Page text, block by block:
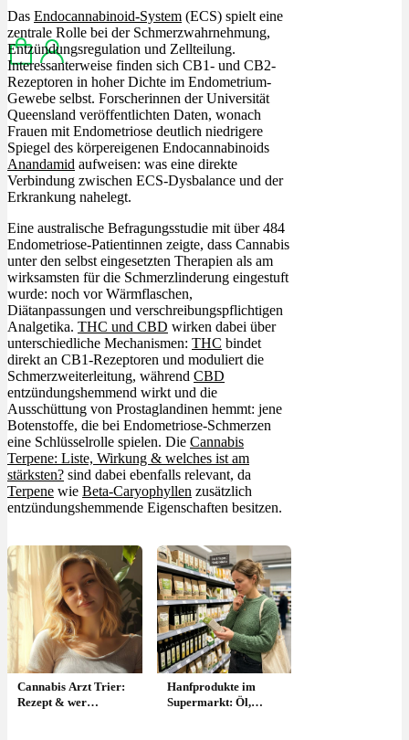
Das Endocannabinoid-System (ECS) spielt eine
zentrale Rolle bei der Schmerzwahrnehmung,
Entzündungsregulation und Zellteilung.
Interessanterweise finden sich CB1- und CB2-
Rezeptoren in hoher Dichte im Endometrium-
Gewebe selbst. Forscherinnen der Universität
Queensland veröffentlichten Daten, wonach
Frauen mit Endometriose deutlich niedrigere
Spiegel des körpereigenen Endocannabinoids
Anandamid aufweisen: was eine direkte
Verbindung zwischen ECS-Dysbalance und der
Erkrankung nahelegt.
Eine australische Befragungsstudie mit über 484
Endometriose-Patientinnen zeigte, dass Cannabis
unter den selbst eingesetzten Therapien als am
wirksamsten für die Schmerzlinderung eingestuft
wurde: noch vor Wärmflaschen,
Diätanpassungen und verschreibungspflichtigen
Analgetika. THC und CBD wirken dabei über
unterschiedliche Mechanismen: THC bindet
direkt an CB1-Rezeptoren und moduliert die
Schmerzweiterleitung, während CBD
entzündungshemmend wirkt und die
Ausschüttung von Prostaglandinen hemmt: jene
Botenstoffe, die bei Endometriose-Schmerzen
eine Schlüsselrolle spielen. Die Cannabis
Terpene: Liste, Wirkung & welches ist am
stärksten? sind dabei ebenfalls relevant, da
Terpene wie Beta-Caryophyllen zusätzlich
entzündungshemmende Eigenschaften besitzen.
Cannabis Arzt Trier:
Rezept & wer
Hanfprodukte im
Supermarkt: Öl,